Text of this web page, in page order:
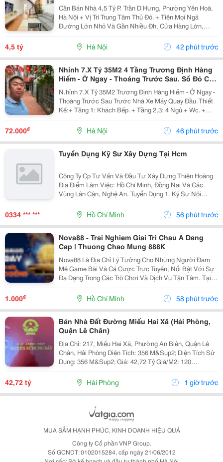
Cần Bán Nhà 4,5 Tỷ P. Trần D Hưng, Phường Yên Hoà,
Hà Nội + Vị Trí Trung Tâm Thủ Đô. + Tiện Mọi Ngả
Đường Lớn Nhỏ Và Gần Nhiều Đh, Cửa Hàng Lớn,
V.v... + Diện Tích Gia Đình Sử Dụng Tất Được Là 95 M2.
+ Ô-Tô Vào Cửa, Nhà Có 2 Tầng. + Sổ Đỏ Chính...
4,5 tỷ Hà Nội 42 phút trước
Nhỉnh 7.X Tỷ 35M2 4 Tầng Trương Định Hàng
Hiếm - Ở Ngay - Thoáng Trước Sau. Sổ Đỏ Cất
Két
N.hỉnh 7.X Tỷ 35M2 Trương Định Hàng Hiếm - Ở Ngay -
Thoáng Trước Sau Trước Nhà Xe Máy Quay Đầu. Thiết
Kế:+ Tầng 1: Khách Bếp. + Tầng 2,3: 4 Ngủ + Wc. +
Tầng 4: Phòng Thờ Sân Phơi Rộng Rãi. + Gần Trường,
Gần Chợ + Giao Thông Thuận Tiện. Sổ Đỏ...
72.000₫ Hà Nội 46 phút trước
Tuyển Dụng Kỹ Sư Xây Dựng Tại Hcm
Công Ty Cp Tư Vấn Và Đầu Tư Xây Dựng Thiên Hoàng
Địa Điểm Làm Việc: Hồ Chí Minh, Đồng Nai Và Các
Vùng Lân Cận, Nghệ An. Tuyển Dụng 1. Kỹ Sư Nội
Nghiệp Công Trình Giao Thông, Cầu Đường : 06 2. Kỹ
Sư Hiện Trường Công Trình Giao Thông, Cầu...
0334 *** *** Hồ Chí Minh 56 phút trước
Nova88 - Trai Nghiem Giai Tri Chau A Dang
Cap | Thuong Chao Mung 888K
Nova88 Là Địa Chỉ Lý Tưởng Cho Những Người Đam
Mê Game Bài Và Cá Cược Trực Tuyến, Nổi Bật Với Sự
Đa Dạng Trong Các Trò Chơi Và Dịch Vụ Tận Tâm. Tại
Nova88, Người Chơi Được Trải Nghiệm Những Sản
Phẩm Cá Cược Chất Lượng Nhất, Từ Cá Cược Thể
Thao Đến...
1.000₫ Hồ Chí Minh 58 phút trước
Bán Nhà Đất Đường Miếu Hai Xã (Hải Phòng,
Quận Lê Chân)
Địa Chỉ: 217, Miếu Hai Xã, Phường An Biên, Quận Lê
Chân, Hải Phòng Diện Tích: 356 M&Sup2; Diện Tích Sử
Dụng: 356 M&Sup2; Giá: 42,72 Tỷ Giá/M2: 120
Triệu/M&Sup2; Số Phòng Ngủ: 2 Phòng Tổng Số Tầng:
11.5 Tổng Số Tầng: 1 Nhà 2 Mặt Iền Vị...
42,72 tỷ Hải Phòng 1 giờ trước
MUA SẮM HẠNH PHÚC, KINH DOANH HIỆU QUẢ
Công ty Cổ phần VNP Group.
Số GCNDT: 0102015284, cấp ngày 21/06/2012